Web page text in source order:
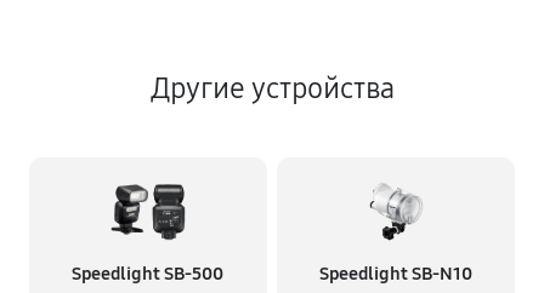
Другие устройства
Speedlight SB-500 Speedlight SB-N10